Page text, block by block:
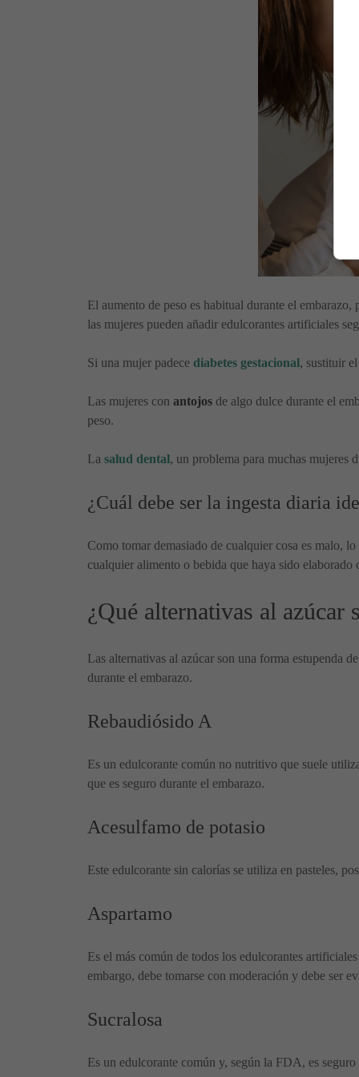
El aumento de peso es habitual durante el
las mujeres pueden añadir edulcorantes artificiales
Si una mujer padece diabetes gestacional, sustituir
Las mujeres con antojos de algo dulce durante el
peso.
La salud dental, un problema para muchas mujeres
¿Cuál debe ser la ingesta diaria
Como tomar demasiado de cualquier cosa es malo,
cualquier alimento o bebida que haya sido
¿Qué alternativas al azúcar
Las alternativas al azúcar son una forma estupenda
durante el embarazo.
Rebaudiósido A
Es un edulcorante común no nutritivo que suele
que es seguro durante el embarazo.
Acesulfamo de potasio
Este edulcorante sin calorías se utiliza en pasteles,
Aspartamo
Es el más común de todos los edulcorantes
embargo, debe tomarse con moderación y debe ser
Sucralosa
Es un edulcorante común y, según la FDA, es